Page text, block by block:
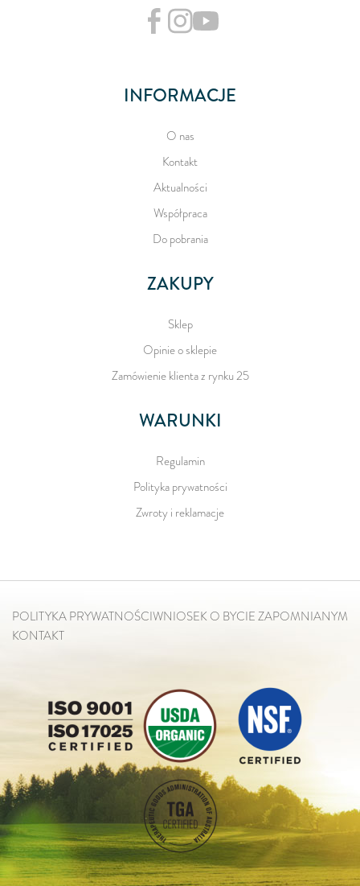
INFORMACJE
O nas
Kontakt
Aktualności
Współpraca
Do pobrania
ZAKUPY
Sklep
Opinie o sklepie
Zamówienie klienta z rynku 25
WARUNKI
Regulamin
Polityka prywatności
Zwroty i reklamacje
POLITYKA PRYWATNOŚCIWNIOSEK O BYCIE ZAPOMNIANYM
KONTAKT